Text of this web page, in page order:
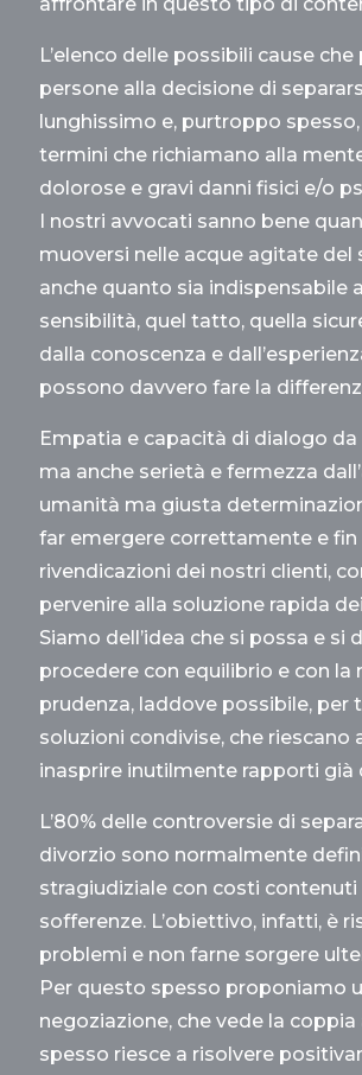
L’elenco delle possibili cause
persone alla decisione di
lunghissimo e, purtroppo
termini che richiamano alla
dolorose e gravi danni fisici e/o
I nostri avvocati sanno bene
muoversi nelle acque agitate del
anche quanto sia indispensabile
sensibilità, quel tatto, quella
dalla conoscenza e
possono davvero fare la
Empatia e capacità di dialogo da
ma anche serietà e fermezza
umanità ma giusta
far emergere correttamente e fin
rivendicazioni dei nostri clienti,
pervenire alla soluzione rapida
Siamo dell’idea che si possa e si
procedere con equilibrio e con la
prudenza, laddove possibile, per
soluzioni condivise, che riescano
inasprire inutilmente rapporti già
L’80% delle controversie di
divorzio sono normalmente
stragiudiziale con costi contenuti
sofferenze. L’obiettivo, infatti, è
problemi e non farne sorgere
Per questo spesso proponiamo
negoziazione, che vede la
spesso riesce a risolvere